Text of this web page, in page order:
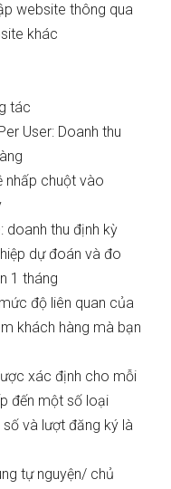
website thông qua
khác
tác
User: Doanh thu
nhấp chuột vào
doanh thu định kỳ
dự đoán và đo
1 tháng
độ liên quan của
khách hàng mà bạn
xác định cho mỗi
đến một số loại
và lượt đăng ký là
tự nguyện/ chủ